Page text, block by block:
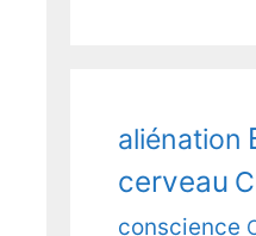
aliénation
cerveau
conscience